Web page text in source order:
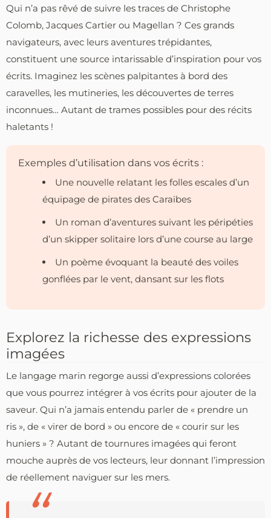
Qui n’a pas rêvé de suivre les traces de Christophe
Colomb, Jacques Cartier ou Magellan ? Ces grands
navigateurs, avec leurs aventures trépidantes,
constituent une source intarissable d’inspiration pour vos
écrits. Imaginez les scènes palpitantes à bord des
caravelles, les mutineries, les découvertes de terres
inconnues… Autant de trames possibles pour des récits
haletants !
Exemples d’utilisation dans vos écrits :
Une nouvelle relatant les folles escales d’un
équipage de pirates des Caraïbes
Un roman d’aventures suivant les péripéties
d’un skipper solitaire lors d’une course au large
Un poème évoquant la beauté des voiles
gonflées par le vent, dansant sur les flots
Explorez la richesse des expressions
imagées
Le langage marin regorge aussi d’expressions colorées
que vous pourrez intégrer à vos écrits pour ajouter de la
saveur. Qui n’a jamais entendu parler de « prendre un
ris », de « virer de bord » ou encore de « courir sur les
huniers » ? Autant de tournures imagées qui feront
mouche auprès de vos lecteurs, leur donnant l’impression
de réellement naviguer sur les mers.